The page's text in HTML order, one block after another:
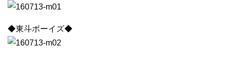
◆東斗ボーイズ◆